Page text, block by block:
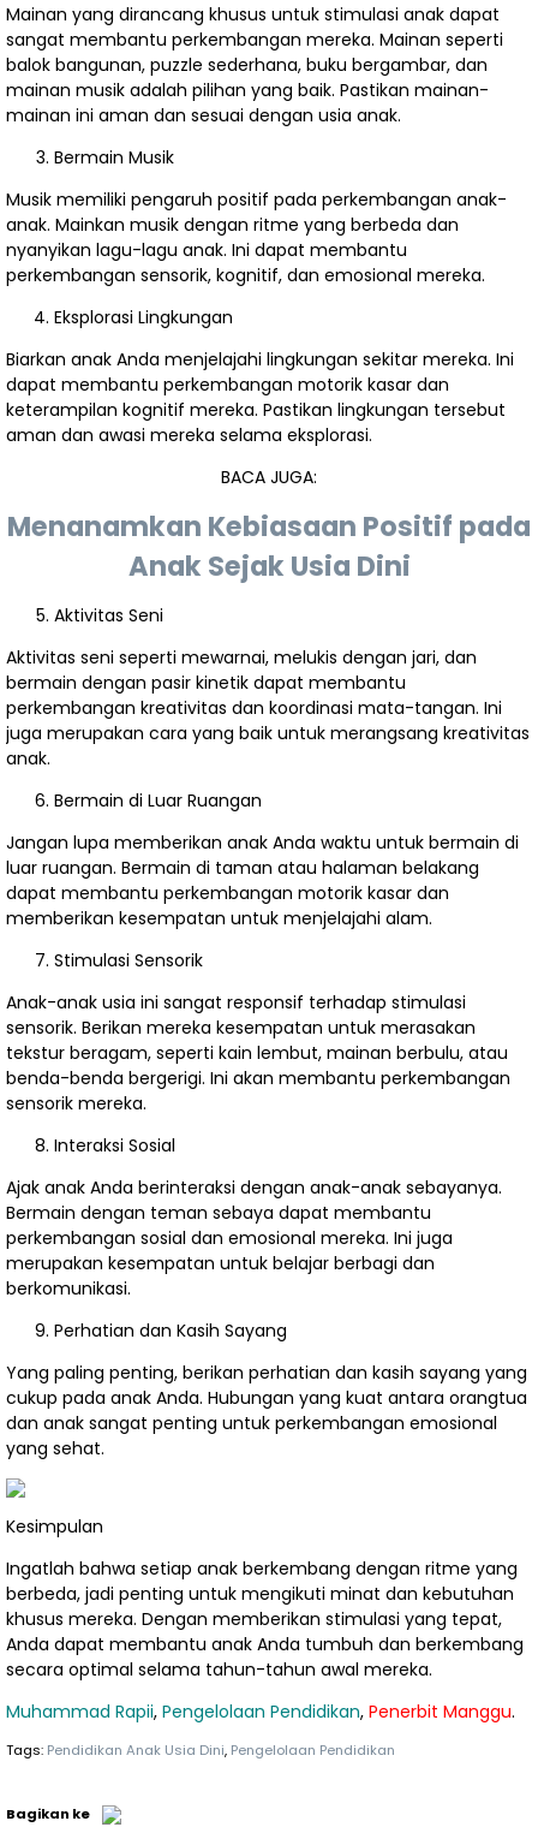
Persaingan
Usaha....
Peran Dewan
Syariah....
Hubungan
Daerah di
Indonesia....
Mainan yang dirancang khusus untuk stimulasi anak dapat
sangat membantu perkembangan mereka. Mainan seperti
balok bangunan, puzzle sederhana, buku bergambar, dan
mainan musik adalah pilihan yang baik. Pastikan mainan-
mainan ini aman dan sesuai dengan usia anak.
Bermain Musik
Musik memiliki pengaruh positif pada perkembangan anak-
anak. Mainkan musik dengan ritme yang berbeda dan
nyanyikan lagu-lagu anak. Ini dapat membantu
perkembangan sensorik, kognitif, dan emosional mereka.
Eksplorasi Lingkungan
Biarkan anak Anda menjelajahi lingkungan sekitar mereka. Ini
dapat membantu perkembangan motorik kasar dan
keterampilan kognitif mereka. Pastikan lingkungan tersebut
aman dan awasi mereka selama eksplorasi.
BACA JUGA:
Menanamkan Kebiasaan Positif pada
Anak Sejak Usia Dini
Aktivitas Seni
Aktivitas seni seperti mewarnai, melukis dengan jari, dan
bermain dengan pasir kinetik dapat membantu
perkembangan kreativitas dan koordinasi mata-tangan. Ini
juga merupakan cara yang baik untuk merangsang kreativitas
anak.
Bermain di Luar Ruangan
Jangan lupa memberikan anak Anda waktu untuk bermain di
luar ruangan. Bermain di taman atau halaman belakang
dapat membantu perkembangan motorik kasar dan
memberikan kesempatan untuk menjelajahi alam.
Stimulasi Sensorik
Anak-anak usia ini sangat responsif terhadap stimulasi
sensorik. Berikan mereka kesempatan untuk merasakan
tekstur beragam, seperti kain lembut, mainan berbulu, atau
benda-benda bergerigi. Ini akan membantu perkembangan
sensorik mereka.
Interaksi Sosial
Ajak anak Anda berinteraksi dengan anak-anak sebayanya.
Bermain dengan teman sebaya dapat membantu
perkembangan sosial dan emosional mereka. Ini juga
merupakan kesempatan untuk belajar berbagi dan
berkomunikasi.
Perhatian dan Kasih Sayang
Yang paling penting, berikan perhatian dan kasih sayang yang
cukup pada anak Anda. Hubungan yang kuat antara orangtua
dan anak sangat penting untuk perkembangan emosional
yang sehat.
Kesimpulan
Ingatlah bahwa setiap anak berkembang dengan ritme yang
berbeda, jadi penting untuk mengikuti minat dan kebutuhan
khusus mereka. Dengan memberikan stimulasi yang tepat,
Anda dapat membantu anak Anda tumbuh dan berkembang
secara optimal selama tahun-tahun awal mereka.
Muhammad Rapii, Pengelolaan Pendidikan, Penerbit Manggu.
Tags: Pendidikan Anak Usia Dini, Pengelolaan Pendidikan
Bagikan ke